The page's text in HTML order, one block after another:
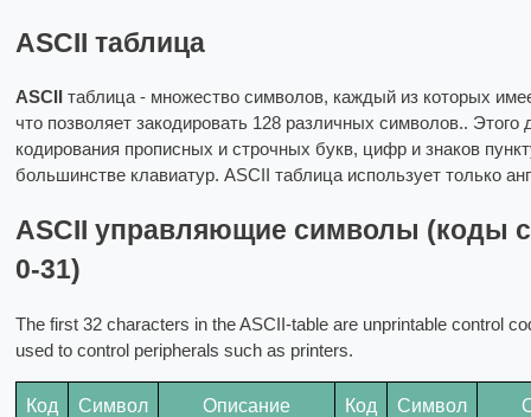
ASCII таблица
ASCII таблица - множество символов, каждый из которых
что позволяет закодировать 128 различных символов.. Этого
кодирования прописных и строчных букв, цифр и знаков
большинстве клавиатур. ASCII таблица использует только
ASCII управляющие символы (коды
0-31)
The first 32 characters in the ASCII-table are unprintable control
used to control peripherals such as printers.
Код Символ Описание Код Символ